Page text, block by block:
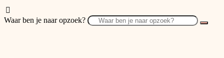
Waar ben je naar opzoek?